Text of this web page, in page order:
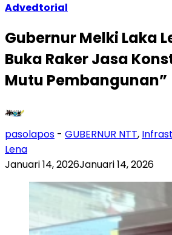
Advedtorial
Gubernur Melki Laka
Buka Raker Jasa
Mutu Pembangunan”
pasolapos - GUBERNUR NTT,
Lena
Januari 14, 2026Januari 14, 2026